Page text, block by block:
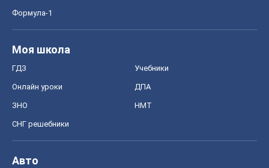
Формула-1
Моя школа
ГДЗ Учебники
Онлайн уроки ДПА
ЗНО НМТ
СНГ решебники
Авто